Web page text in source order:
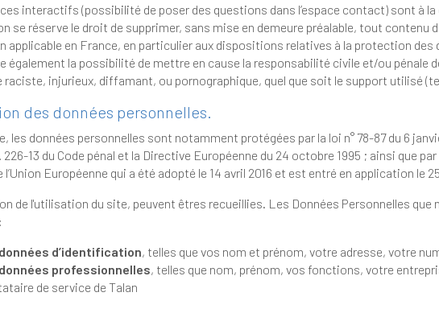
(possibilité de poser des questions dans l’espace contact) sont à la disposition des utilisateurs. Le responsable
droit de supprimer, sans mise en demeure préalable, tout contenu déposé dans cet espace qui contreviendrait à la
aux dispositions relatives à la protection des données. Le cas échéant, le responsable publication
caractère raciste, injurieux,
des données personnelles.
données personnelles sont notamment protégées par la loi n° 78-87 du 6 janvier 1978 modifiée, la loi n° 2004-801 du 6
pénal et la Directive Européenne du 24 octobre 1995 ; ainsi que par le Règlement Général sur la Protection des Données
(RGPD) de l’Union Européenne qui a été adopté le 14 avril 2016 et est entré en
l'utilisation du site, peuvent êtres recueillies. Les Données Personnelles que nous sommes susceptibles de collecter sont par
d’identification
, telles que vos
professionnelles, telles que nom, prénom, vos fonctions, votre entreprise d’appartenance, si vous êtes un fournisseur ou
de service de Talan